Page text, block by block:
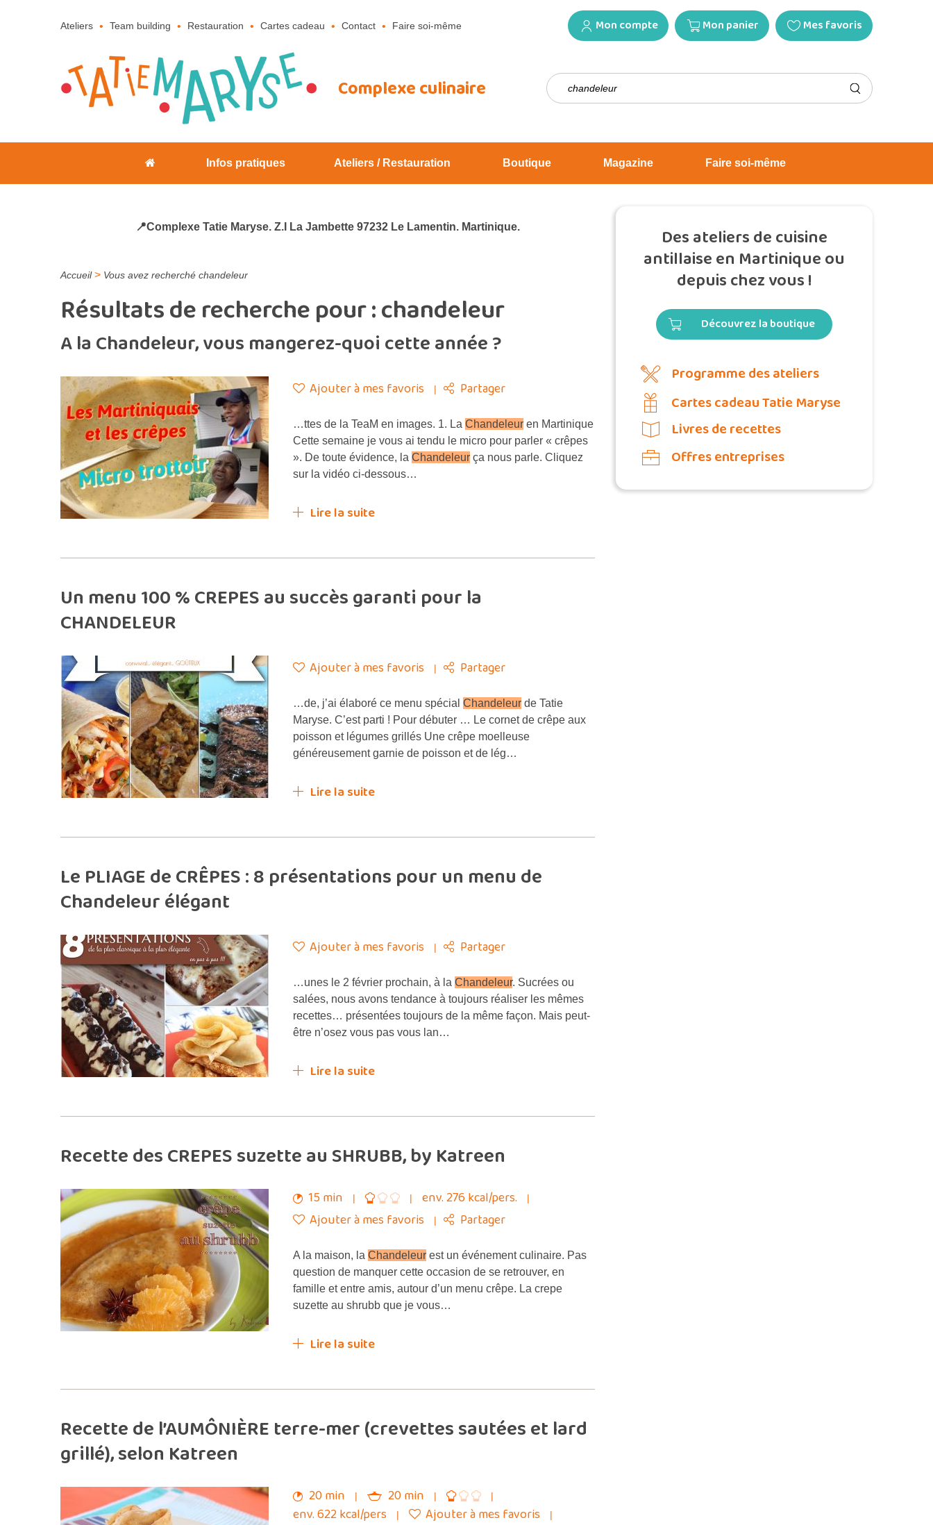
Ateliers Team building Restauration Cartes cadeau Contact Faire soi-même Mon compte Mon panier Mes favoris
Complexe culinaire Rechercher :
Infos pratiques Ateliers / Restauration Boutique Magazine Faire soi-même
📍Complexe Tatie Maryse. Z.I La Jambette 97232 Le Lamentin. Martinique.
Accueil> Vous avez recherché chandeleur
Résultats de recherche pour :chandeleur
A la Chandeleur, vous mangerez-quoi cette année ?
Ajouter à mes favoris Partager
…ttes de la TeaM en images. 1. La Chandeleur en Martinique
Cette semaine je vous ai tendu le micro pour parler « crêpes
». De toute évidence, la Chandeleur ça nous parle. Cliquez
sur la vidéo ci-dessous…
Lire la suite
Un menu 100 % CREPES au succès garanti pour la
CHANDELEUR
Ajouter à mes favoris Partager
…de, j’ai élaboré ce menu spécial Chandeleur de Tatie
Maryse. C’est parti ! Pour débuter … Le cornet de crêpe aux
poisson et légumes grillés Une crêpe moelleuse
généreusement garnie de poisson et de lég…
Lire la suite
Le PLIAGE de CRÊPES : 8 présentations pour un menu de
Chandeleur élégant
Ajouter à mes favoris Partager
…unes le 2 février prochain, à la Chandeleur. Sucrées ou
salées, nous avons tendance à toujours réaliser les mêmes
recettes… présentées toujours de la même façon. Mais peut-
être n’osez vous pas vous lan…
Lire la suite
Recette des CREPES suzette au SHRUBB, by Katreen
15 min
env. 276 kcal/pers.
Ajouter à mes favoris
Partager
A la maison, la Chandeleur est un événement culinaire. Pas
question de manquer cette occasion de se retrouver, en
famille et entre amis, autour d’un menu crêpe. La crepe
suzette au shrubb que je vous…
Lire la suite
Recette de l’AUMÔNIÈRE terre-mer (crevettes sautées et lard
grillé), selon Katreen
20 min
20 min
env. 622 kcal/pers
Ajouter à mes favoris
Des ateliers de cuisine
antillaise en Martinique ou
depuis chez vous !
Découvrez la boutique
Programme des ateliers
Cartes cadeau Tatie Maryse
Livres de recettes
Offres entreprises